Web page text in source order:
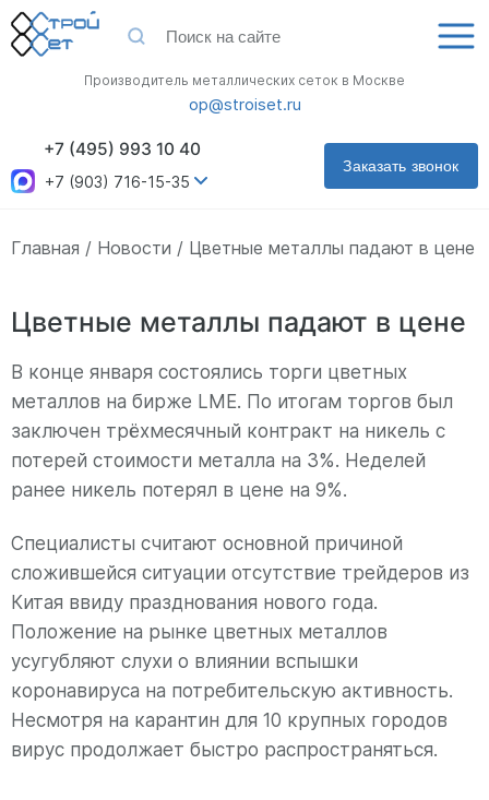
Заказать звонок
+7 (495) 993 10 40
+7 (903) 716-15-35
Производитель металлических сеток в Москве
op@stroiset.ru
Главная Новости Цветные металлы падают в цене
Цветные металлы падают в цене
В конце января состоялись торги цветных
металлов на бирже LME. По итогам торгов был
заключен трёхмесячный контракт на никель с
потерей стоимости металла на 3%. Неделей
ранее никель потерял в цене на 9%.
Специалисты считают основной причиной
сложившейся ситуации отсутствие трейдеров из
Китая ввиду празднования нового года.
Положение на рынке цветных металлов
усугубляют слухи о влиянии вспышки
коронавируса на потребительскую активность.
Несмотря на карантин для 10 крупных городов
вирус продолжает быстро распространяться.